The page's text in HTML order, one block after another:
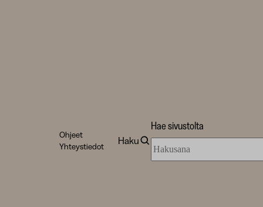
Ohjeet
Yhteystiedot
Haku
Hae sivustolta
sivustolta